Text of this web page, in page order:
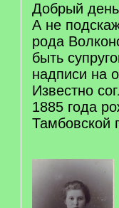
Добрый день
А не
рода
быть
надписи на
Известно
1885 года
Тамбовской